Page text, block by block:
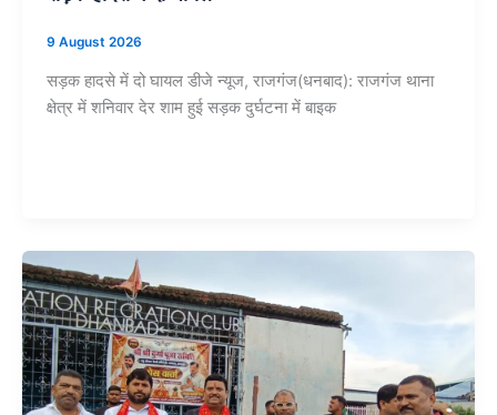
9 August 2026
सड़क हादसे में दो घायल डीजे न्यूज, राजगंज(धनबाद): राजगंज थाना
क्षेत्र में शनिवार देर शाम हुई सड़क दुर्घटना में बाइक